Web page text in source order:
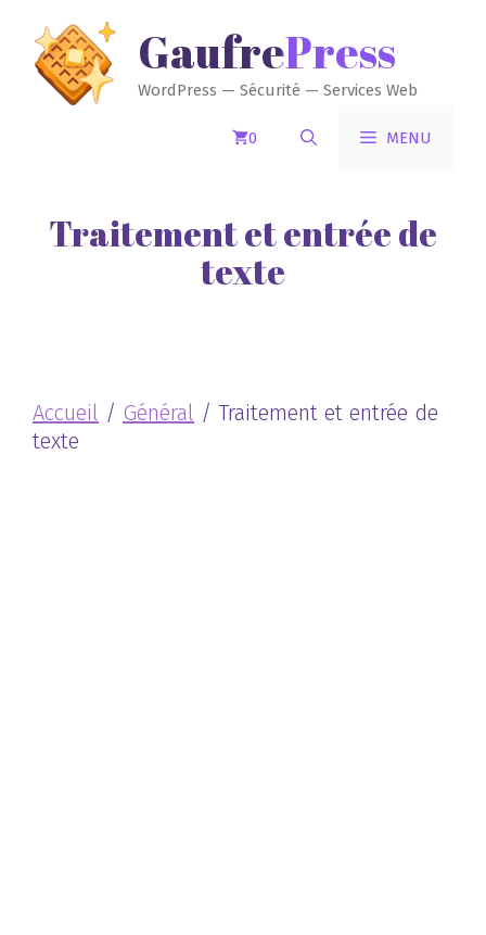
contenu
GaufrePress
WordPress — Sécurité — Services Web
0 MENU
Traitement et entrée de
texte
Accueil / Général / Traitement et entrée de
texte